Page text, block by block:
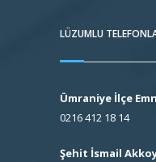
LÜZUMLU
Ümraniye İlçe
0216 412 18 14
Şehit İsmail